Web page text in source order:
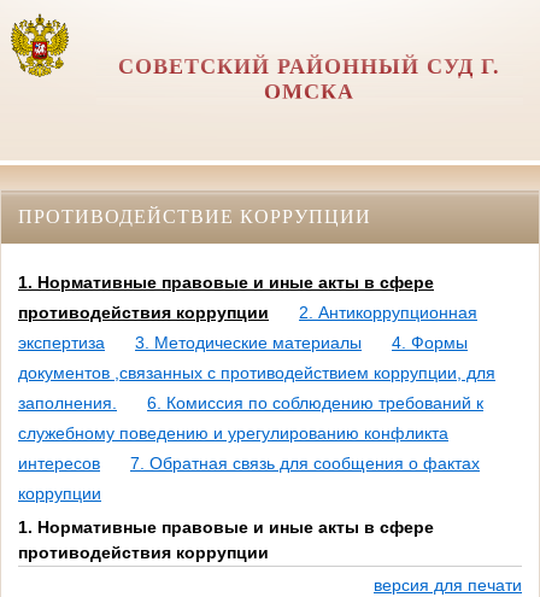
СОВЕТСКИЙ РАЙОННЫЙ СУД Г.
ОМСКА
ПРОТИВОДЕЙСТВИЕ КОРРУПЦИИ
1. Нормативные правовые и иные акты в сфере
противодействия коррупции
2. Антикоррупционная
экспертиза
3. Методические материалы
4. Формы
документов ,связанных с противодействием коррупции, для
заполнения.
6. Комиссия по соблюдению требований к
служебному поведению и урегулированию конфликта
интересов
7. Обратная связь для сообщения о фактах
коррупции
1. Нормативные правовые и иные акты в сфере
противодействия коррупции
версия для печати